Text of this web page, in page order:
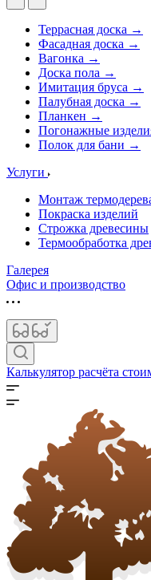
Террасная доска →
Фасадная доска →
Вагонка →
Доска пола →
Имитация бруса →
Палубная доска →
Планкен →
Погонажные
Полок для бани →
Услуги
Монтаж
Покраска изделий
Строжка древесины
Термообработка
Галерея
Офис и производство
Калькулятор расчёта